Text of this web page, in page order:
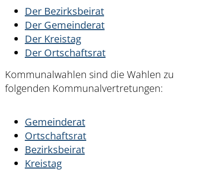
Der Bezirksbeirat
Der Gemeinderat
Der Kreistag
Der Ortschaftsrat
Kommunalwahlen sind die Wahlen zu
folgenden Kommunalvertretungen:
Gemeinderat
Ortschaftsrat
Bezirksbeirat
Kreistag